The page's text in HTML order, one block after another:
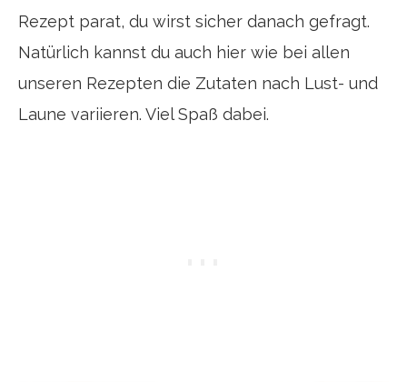
Rezept parat, du wirst sicher danach gefragt.
Natürlich kannst du auch hier wie bei allen
unseren Rezepten die Zutaten nach Lust- und
Laune variieren. Viel Spaß dabei.